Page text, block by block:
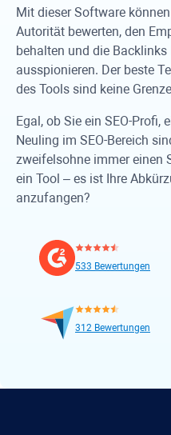
Mit dieser Software
Autorität bewerten, den
behalten und die Backlinks
ausspionieren. Der beste
des Tools sind keine
Egal, ob Sie ein SEO-Profi,
Neuling im SEO-Bereich
zweifelsohne immer einen
ein Tool – es ist Ihre
anzufangen?
533 Bewertungen
312 Bewertungen